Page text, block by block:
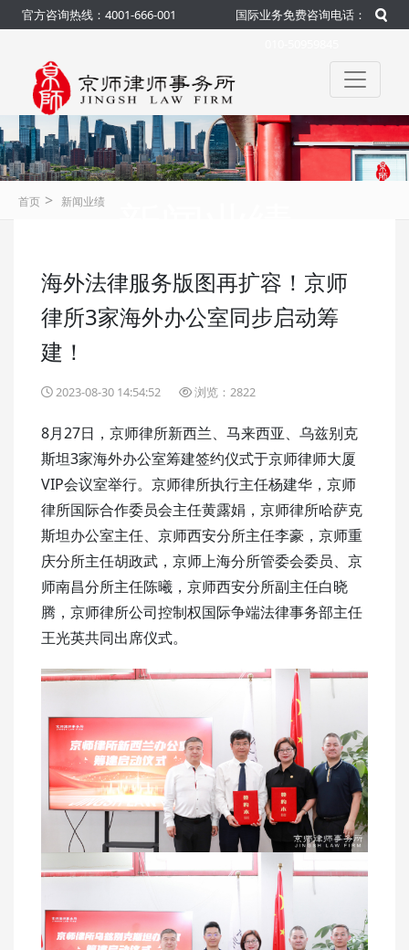
官方咨询热线：4001-666-001
国际业务免费咨询电话：
官方 咨询热线：4001-666-001
首页 > 新闻业绩
海外法律服务版图再扩容！京师
律所3家海外办公室同步启动筹
建！
2023-08-30 14:54:52 浏览：2822
8月27日，京师律所新西兰、马来西亚、乌兹别克
斯坦3家海外办公室筹建签约仪式于京师律师大厦
VIP会议室举行。京师律所执行主任杨建华，京师
律所国际合作委员会主任黄露娟，京师律所哈萨克
斯坦办公室主任、京师西安分所主任李豪，京师重
庆分所主任胡政武，京师上海分所管委会委员、京
师南昌分所主任陈曦，京师西安分所副主任白晓
腾，京师律所公司控制权国际争端法律事务部主任
王光英共同出席仪式。